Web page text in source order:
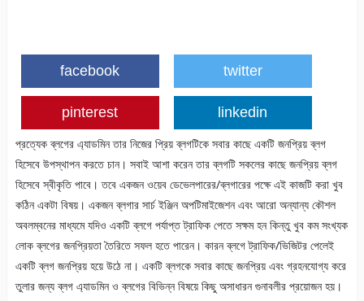
facebook twitter
pinterest linkedin
প্রত্যেক ব্লগের এ্যাডমিন তার নিজের প্রিয় ব্লগটিকে সবার কাছে একটি জনপ্রিয় ব্লগ
হিসেবে উপস্থাপন করতে চান। সবাই আশা করেন তার ব্লগটি সকলের কাছে জনপ্রিয় ব্লগ
হিসেবে স্বীকৃতি পাবে। তবে একজন ওয়েব ডেভেলপারের/ব্লগারের পক্ষে এই কাজটি করা খুব
কঠিন একটা বিষয়। একজন ব্লগার সার্চ ইঞ্জিন অপটিমাইজেশন এবং আরো অন্যান্য কৌশল
অবলম্বনের মাধ্যমে যদিও একটি ব্লগে পর্যাপ্ত ট্রাফিক পেতে সক্ষম হন কিন্তু খুব কম সংখ্যক
লোক ব্লগের জনপ্রিয়তা তৈরিতে সফল হতে পারেন। কারন ব্লগে ট্রাফিক/ভিজিটর পেলেই
একটি ব্লগ জনপ্রিয় হয়ে উঠে না। একটি ব্লগকে সবার কাছে জনপ্রিয় এবং গ্রহনযোগ্য করে
তুলার জন্য ব্লগ এ্যাডমিন ও ব্লগের বিভিন্ন বিষয়ে কিছু অসাধারন গুনাবলীর প্রয়োজন হয়।